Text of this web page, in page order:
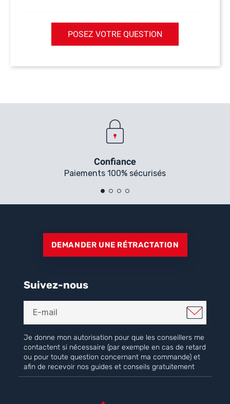
POSEZ VOTRE QUESTION
Confiance
Paiements 100% sécurisés
DEMANDER UNE RÉTRACTATION
Suivez-nous
Je donne mon autorisation pour que les conseillers me
contactent si nécessaire (par exemple en cas de retard
ou pour toute question concernant ma commande) et
afin de recevoir nos guides et conseils gratuitement